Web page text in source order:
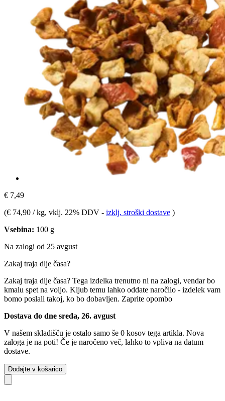
€ 7,49
(€ 74,90 / kg, vklj. 22% DDV - izklj. stroški dostave )
Vsebina: 100 g
Na zalogi od 25 avgust
Zakaj traja dlje časa?
Zakaj traja dlje časa? Tega izdelka trenutno ni na zalogi, vendar bo
kmalu spet na voljo. Kljub temu lahko oddate naročilo - izdelek vam
bomo poslali takoj, ko bo dobavljen. Zaprite opombo
Dostava do dne sreda, 26. avgust
V našem skladišču je ostalo samo še 0 kosov tega artikla. Nova
zaloga je na poti! Če je naročeno več, lahko to vpliva na datum
dostave.
Dodajte v košarico